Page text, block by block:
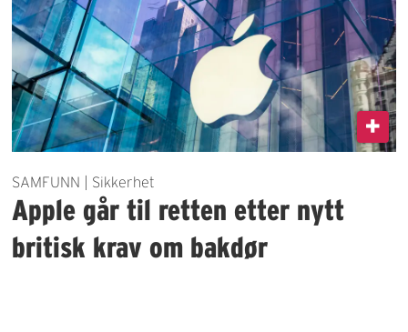
SAMFUNN | Sikkerhet
Apple går til retten etter nytt
britisk krav om bakdør